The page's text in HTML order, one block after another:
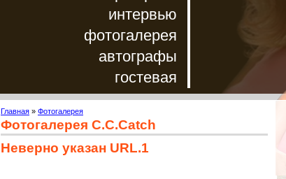
интервью
фотогалерея
автографы
гостевая
Главная » Фотогалерея
Фотогалерея C.C.Catch
Неверно указан URL.1